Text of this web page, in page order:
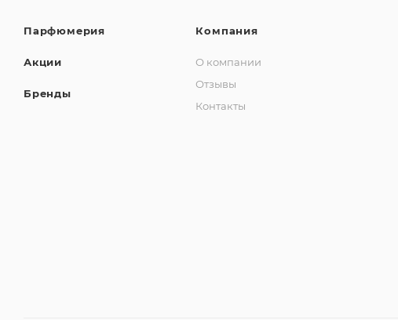
Парфюмерия
Акции
Бренды
Компания
О компании
Отзывы
Контакты